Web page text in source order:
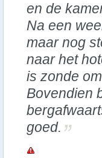
en de
Na een
maar nog
naar het
is zonde
Bovendien
goed.